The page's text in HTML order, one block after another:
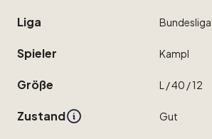
Liga Bundesliga
Spieler Kampl
Größe L ​/​40 ​/​12
Zustand Gut